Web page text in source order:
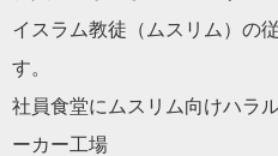
イスラム教徒（ムスリム）の
す。
社員食堂にムスリム向けハラ
ーカー工場